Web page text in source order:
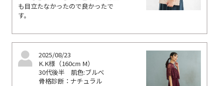
も目立たなかったので良かったで
す。
2025/08/23
K.K様（160cm M）
30代後半 肌色:ブルべ
骨格診断：ナチュラル